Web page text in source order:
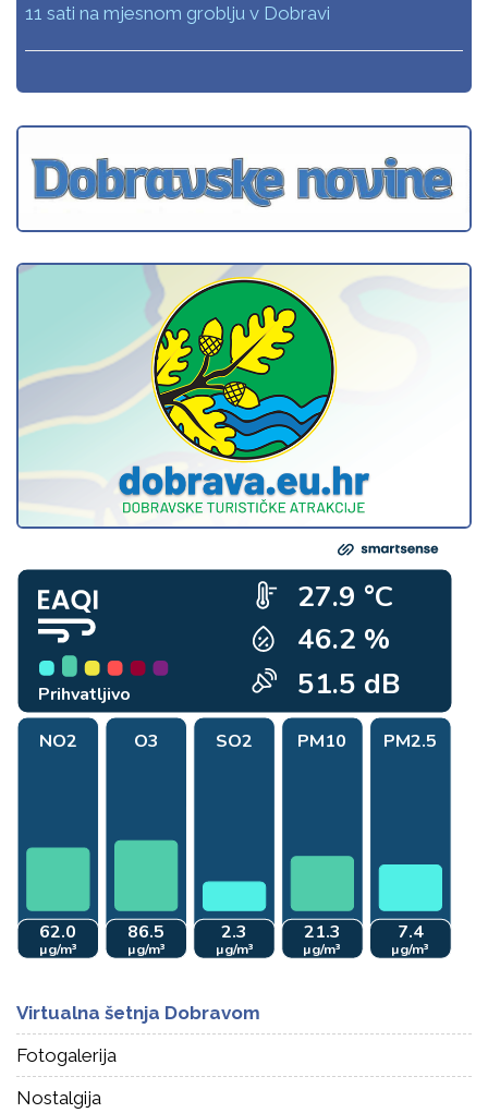
11 sati na mjesnom groblju v Dobravi
Virtualna šetnja Dobravom
Fotogalerija
Nostalgija